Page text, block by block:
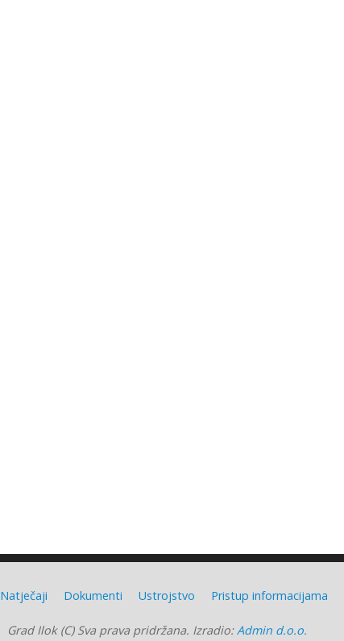
Natječaji Dokumenti Ustrojstvo Pristup informacijama
Grad Ilok (C) Sva prava pridržana. Izradio: Admin d.o.o.